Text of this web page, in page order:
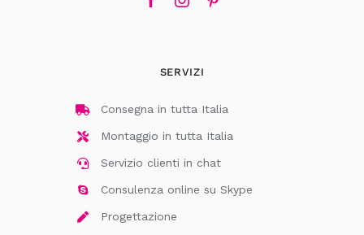
SERVIZI
Consegna in tutta Italia
Montaggio in tutta Italia
Servizio clienti in chat
Consulenza online su Skype
Progettazione